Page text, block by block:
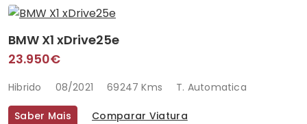
BMW X1 xDrive25e
23.950€
Hibrido 08/2021 69247 Kms T. Automatica
Saber Mais Comparar Viatura